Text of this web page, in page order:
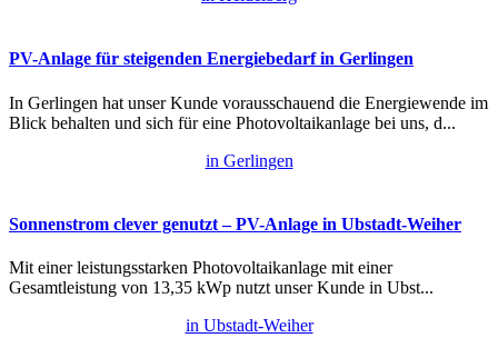
PV-Anlage für steigenden Energiebedarf in Gerlingen
In Gerlingen hat unser Kunde vorausschauend die Energiewende im
Blick behalten und sich für eine Photovoltaikanlage bei uns, d...
in Gerlingen
Sonnenstrom clever genutzt – PV-Anlage in Ubstadt-Weiher
Mit einer leistungsstarken Photovoltaikanlage mit einer
Gesamtleistung von 13,35 kWp nutzt unser Kunde in Ubst...
in Ubstadt-Weiher